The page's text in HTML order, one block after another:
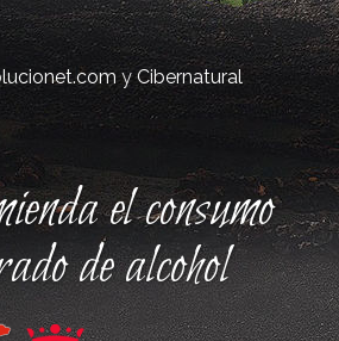
yCibernatural
el consumo
de alcohol